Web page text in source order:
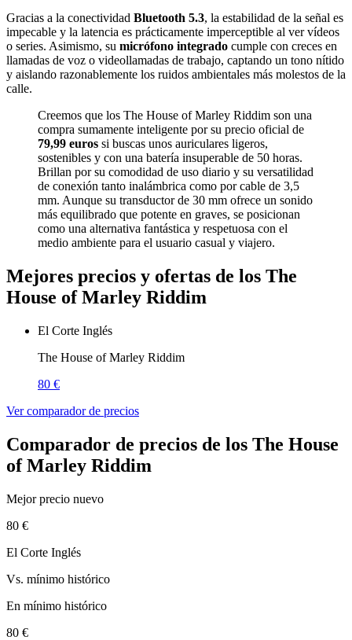
Gracias a la conectividad Bluetooth 5.3, la estabilidad de la señal es
impecable y la latencia es prácticamente imperceptible al ver vídeos
o series. Asimismo, su micrófono integrado cumple con creces en
llamadas de voz o videollamadas de trabajo, captando un tono nítido
y aislando razonablemente los ruidos ambientales más molestos de la
calle.
Creemos que los The House of Marley Riddim son una
compra sumamente inteligente por su precio oficial de
79,99 euros si buscas unos auriculares ligeros,
sostenibles y con una batería insuperable de 50 horas.
Brillan por su comodidad de uso diario y su versatilidad
de conexión tanto inalámbrica como por cable de 3,5
mm. Aunque su transductor de 30 mm ofrece un sonido
más equilibrado que potente en graves, se posicionan
como una alternativa fantástica y respetuosa con el
medio ambiente para el usuario casual y viajero.
Mejores precios y ofertas de los The
House of Marley Riddim
El Corte Inglés
The House of Marley Riddim
80 €
Ver comparador de precios
Comparador de precios de los The House
of Marley Riddim
Mejor precio nuevo
80 €
El Corte Inglés
Vs. mínimo histórico
En mínimo histórico
80 €